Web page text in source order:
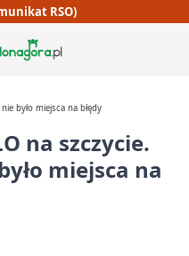
RSO)
było miejsca na błędy
na szczycie.
miejsca na